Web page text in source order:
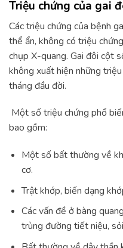
Triệu chứng của gai
Các triệu chứng của bệnh
thể ẩn, không có triệu
chụp X-quang. Gai đôi cột
không xuất hiện những
tháng đầu đời.
Một số triệu chứng phổ
bao gồm:
Một số bất thường về
cơ.
Trật khớp, biến dạng
Các vấn đề ở bàng
trùng đường tiết niệu,